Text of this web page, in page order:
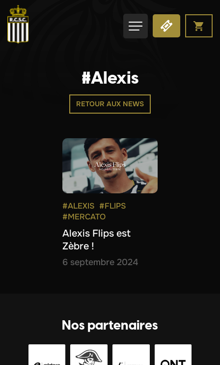
#Alexis
RETOUR AUX NEWS
#ALEXIS #FLIPS
#MERCATO
Alexis Flips est
Zèbre !
6 septembre 2024
Nos partenaires